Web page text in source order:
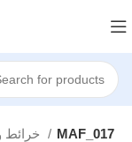
MAF_017